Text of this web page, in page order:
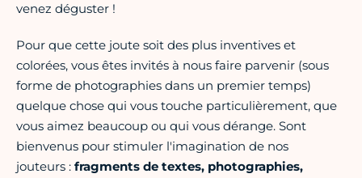
venez déguster !
Pour que cette joute soit des plus inventives et
colorées, vous êtes invités à nous faire parvenir (sous
forme de photographies dans un premier temps)
quelque chose qui vous touche particulièrement, que
vous aimez beaucoup ou qui vous dérange. Sont
bienvenus pour stimuler l'imagination de nos
jouteurs : fragments de textes, photographies,